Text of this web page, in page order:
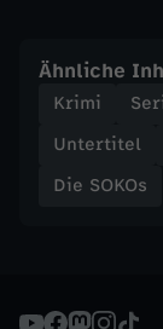
Ähnliche
Krimi
Untertitel
Die SOKOs